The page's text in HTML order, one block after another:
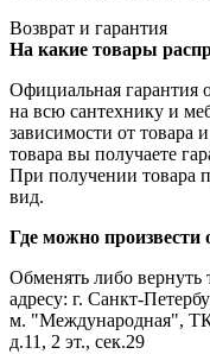
Возврат и гарантия
На какие товары
Официальная гарантия
на всю сантехнику и
зависимости от товара
товара вы получаете
При получении товара
вид.
Где можно произвести
Обменять либо
адресу: г. Санкт-
м. "Международная",
д.11, 2 эт., сек.29